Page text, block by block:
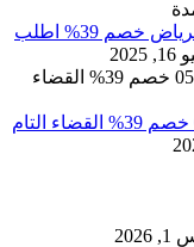
افضل شركة كشف تسربات المياه بالرياض خصم 39% اطلب
مكافحة حشرات بالرياض 055650170 خصم 39% القضاء التام